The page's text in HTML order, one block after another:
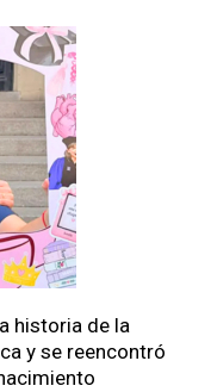
historia de la
y se reencontró